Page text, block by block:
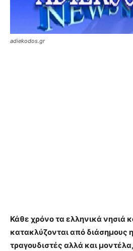
adiekodos.gr
Κάθε χρόνο τα ελληνικά νησιά
κατακλύζονται από διάσημους
τραγουδιστές αλλά και